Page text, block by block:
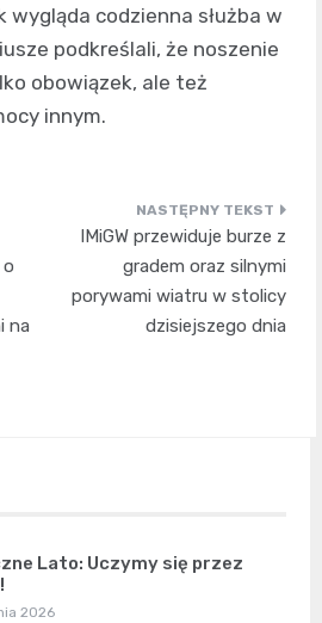
wygląda codzienna służba w
podkreślali, że noszenie
obowiązek, ale też
innym.
na
IMiGW przewiduje burze z
gradem oraz silnymi
porywami wiatru w stolicy
dzisiejszego dnia
Lato: Uczymy się przez
2026